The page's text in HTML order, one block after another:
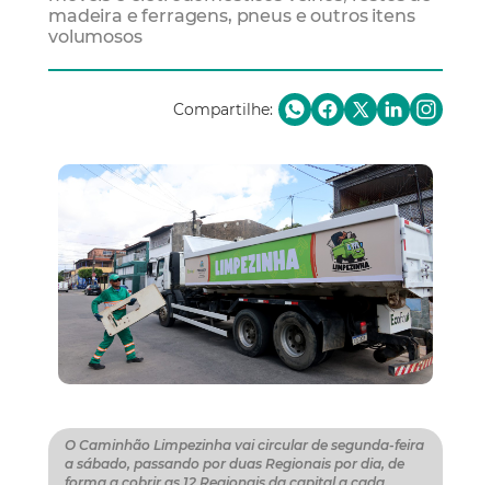
madeira e ferragens, pneus e outros itens
volumosos
Compartilhe:
O Caminhão Limpezinha vai circular de segunda-feira
a sábado, passando por duas Regionais por dia, de